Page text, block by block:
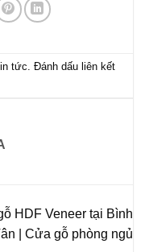
tức . Đánh dấu liên kết
HDF Veneer tại Bình
| Cửa gỗ phòng ngủ